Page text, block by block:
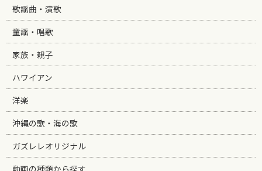
歌謡曲・演歌
童謡・唱歌
家族・親子
ハワイアン
洋楽
沖縄の歌・海の歌
ガズレレオリジナル